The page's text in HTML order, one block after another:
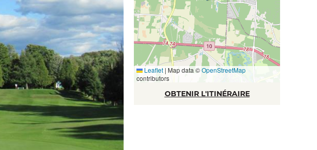
Leaflet | Map data ©OpenStreetMap
contributors
OBTENIR L'ITINÉRAIRE